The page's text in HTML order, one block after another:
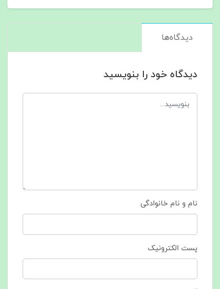
دیدگاه‌ها
دیدگاه خود را بنویسید
نام و نام خانوادگی
پست الکترونیک